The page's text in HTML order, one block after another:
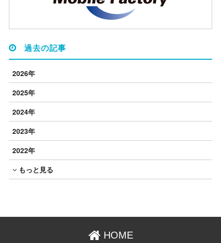
過去の記事
2026年
2025年
2024年
2023年
2022年
もっと見る
HOME